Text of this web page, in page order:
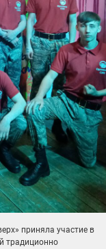
приняла участие в
традиционно